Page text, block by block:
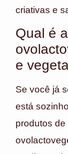
criativas e
Qual é
e
Se você já
está
produtos